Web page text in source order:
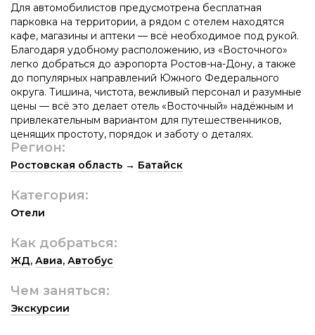
Для автомобилистов предусмотрена бесплатная
парковка на территории, а рядом с отелем находятся
кафе, магазины и аптеки — всё необходимое под рукой.
Благодаря удобному расположению, из «Восточного»
легко добраться до аэропорта Ростов-на-Дону, а также
до популярных направлений Южного Федерального
округа. Тишина, чистота, вежливый персонал и разумные
цены — всё это делает отель «Восточный» надёжным и
привлекательным вариантом для путешественников,
ценящих простоту, порядок и заботу о деталях.
Регион:
Ростовская область → Батайск
Категория:
Отели
Как добраться:
ЖД, Авиа, Автобус
Чем заняться:
Экскурсии